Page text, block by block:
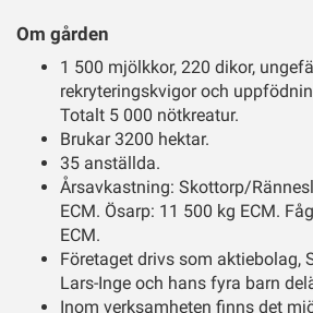
Om gården
1 500 mjölkkor, 220 dikor,
rekryteringskvigor och
Totalt 5 000 nötkreatur.
Brukar 3200 hektar.
35 anställda.
Årsavkastning: Skottorp/
ECM. Ösarp: 11 500 kg ECM.
ECM.
Företaget drivs som aktiebolag,
Lars-Inge och hans fyra barn
Inom verksamheten finns det